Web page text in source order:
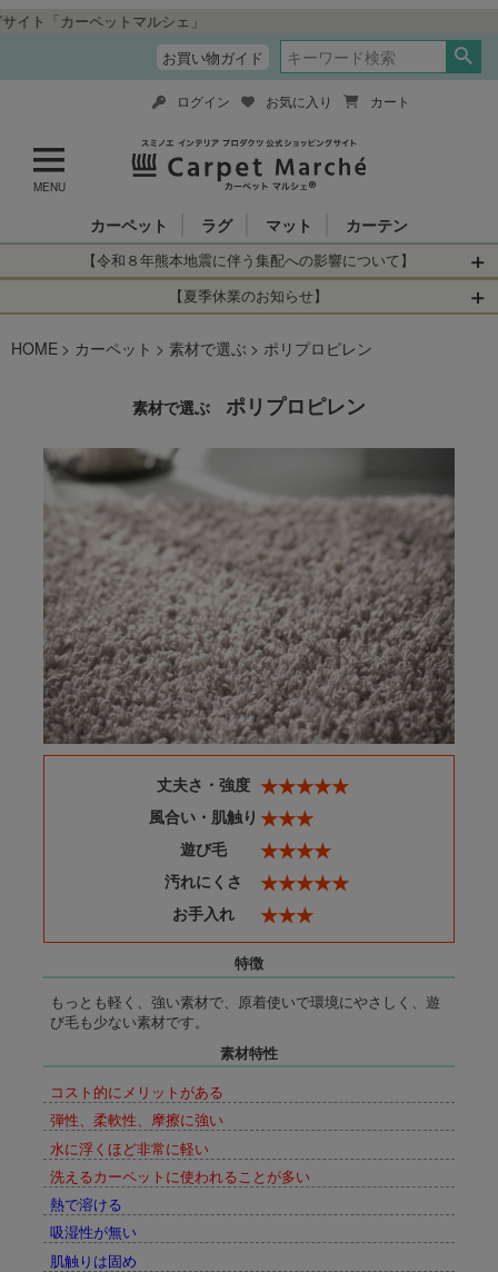
ェ」
お買い物ガイド
MENU
ログイン お気に入り カート
カーペット ラグ マット カーテン
【令和８年熊本地震に伴う集配への影響について】
令和8年熊本地震により、お亡くなりになられた方々に深く
お見舞い申し上げます。 この地震の影響により、現在、一
【お荷物のお届けに遅れが生じている地域】
・全国から九州あてのお荷物
・九州から全国あてのお荷物
なお、今後の被害状況や交通規制などにより、対象地域や
サービスへの影響が変更となる場合がございます。
お客さまにはご不便をおかけいたしますが、何卒ご理解賜
りますようお願い申し上げます。
詳しくはこちら
【夏季休業のお知らせ】
当店は は2026年8月11日(火)～2026年8月16日(日)
休業中のご注文に関しては自動返信メールは届きますが、
へのご返答ができかねます。 休業明けから順次送信させて
いただきますのでよろしくお願いいたします。
出荷センターも休業となりますため、休業期間中のご注文
商品の出荷は2026年8月18日(火)以降となります。
→オーダー商品など、詳しくはこちらから
HOME カーペット 素材で選ぶ ポリプロピレン
素材で選ぶ ポリプロピレン
丈夫さ・強度 ★★★★★
風合い・肌触り ★★★
遊び毛 ★★★★
汚れにくさ ★★★★★
お手入れ ★★★
特徴
もっとも軽く、強い素材で、原着使いで環境にやさしく、遊
び毛も少ない素材です。
素材特性
コスト的にメリットがある
弾性、柔軟性、摩擦に強い
水に浮くほど非常に軽い
洗えるカーペットに使われることが多い
熱で溶ける
吸湿性が無い
肌触りは固め